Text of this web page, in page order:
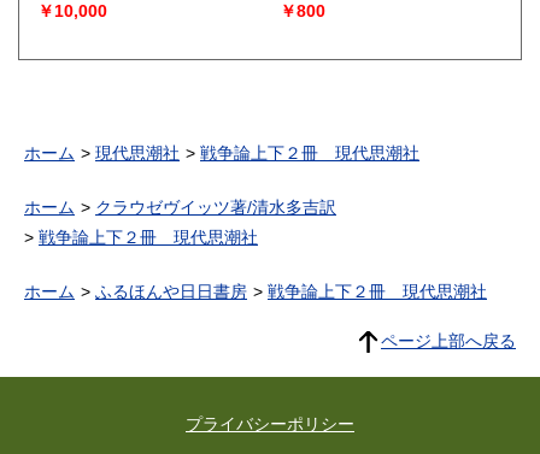
￥10,000
￥800
ホーム 現代思潮社 戦争論上下２冊 現代思潮社
ホーム
クラウゼヴイッツ著/清水多吉訳
戦争論上下２冊 現代思潮社
ホーム ふるほんや日日書房 戦争論上下２冊 現代思潮社
ページ上部へ戻る
プライバシーポリシー